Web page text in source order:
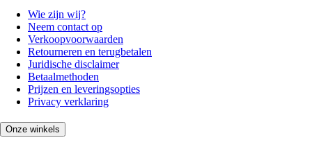
Wie zijn wij?
Neem contact op
Verkoopvoorwaarden
Retourneren en terugbetalen
Juridische disclaimer
Betaalmethoden
Prijzen en leveringsopties
Privacy verklaring
Onze winkels